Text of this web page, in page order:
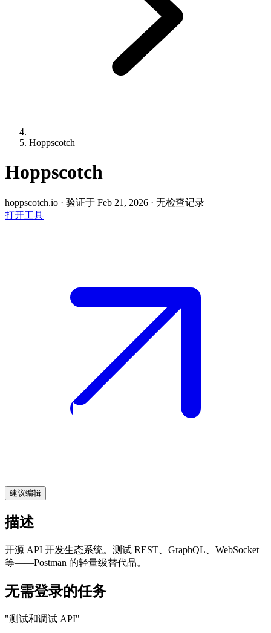
Hoppscotch
Hoppscotch
hoppscotch.io · 验证于 Feb 21, 2026 · 无检查记录
打开工具
建议编辑
描述
开源 API 开发生态系统。测试 REST、GraphQL、WebSocket
等——Postman 的轻量级替代品。
无需登录的任务
"测试和调试 API"